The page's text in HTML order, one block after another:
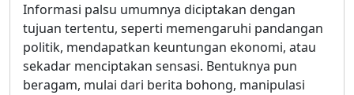
Informasi palsu umumnya diciptakan dengan
tujuan tertentu, seperti memengaruhi pandangan
politik, mendapatkan keuntungan ekonomi, atau
sekadar menciptakan sensasi. Bentuknya pun
beragam, mulai dari berita bohong, manipulasi